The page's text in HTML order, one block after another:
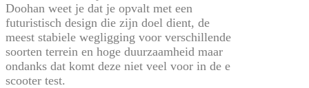
Doohan weet je dat je opvalt met een
futuristisch design die zijn doel dient, de
meest stabiele wegligging voor verschillende
soorten terrein en hoge duurzaamheid maar
ondanks dat komt deze niet veel voor in de e
scooter test.